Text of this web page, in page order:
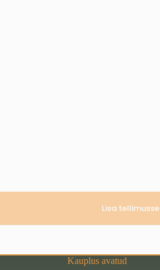
Lisa tellimusse
Kauplus avatud